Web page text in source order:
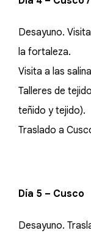
Desayuno.
la fortaleza.
Visita a las
Talleres de
teñido y tejido).
Traslado a
Día 5 – Cusco
Desayuno.